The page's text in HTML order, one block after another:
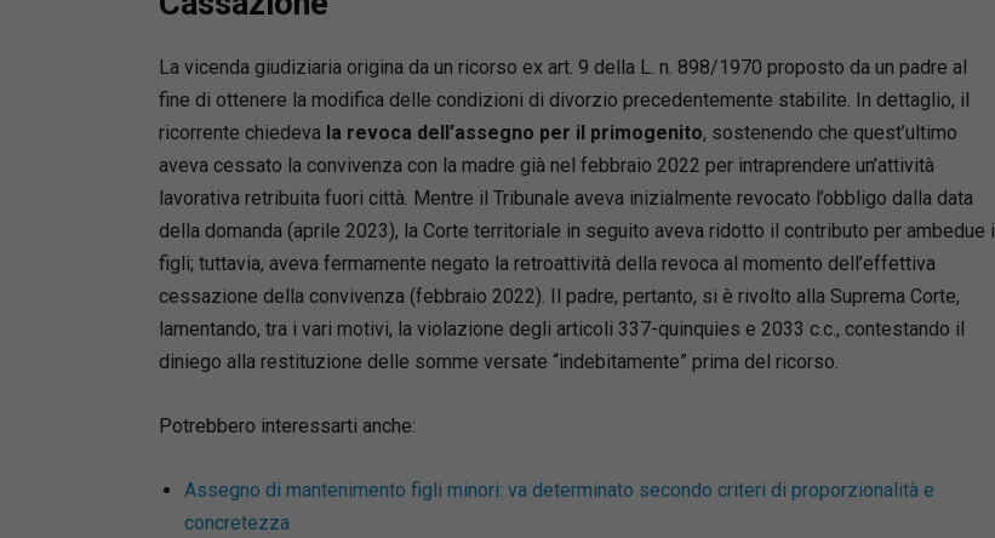
Mute
66.22%
La vicenda giudiziaria origina da un ricorso ex art. 9 della L. n. 898/1970 proposto da un padre al
fine di ottenere la modifica delle condizioni di divorzio precedentemente stabilite. In dettaglio, il
ricorrente chiedeva la revoca dell’assegno per il primogenito, sostenendo che quest’ultimo
aveva cessato la convivenza con la madre già nel febbraio 2022 per intraprendere un’attività
lavorativa retribuita fuori città. Mentre il Tribunale aveva inizialmente revocato l’obbligo dalla data
della domanda (aprile 2023), la Corte territoriale in seguito aveva ridotto il contributo per ambedue i
figli; tuttavia, aveva fermamente negato la retroattività della revoca al momento dell’effettiva
cessazione della convivenza (febbraio 2022). Il padre, pertanto, si è rivolto alla Suprema Corte,
lamentando, tra i vari motivi, la violazione degli articoli 337-quinquies e 2033 c.c., contestando il
diniego alla restituzione delle somme versate “indebitamente” prima del ricorso.
Potrebbero interessarti anche:
Assegno di mantenimento figli minori: va determinato secondo criteri di proporzionalità e
concretezza